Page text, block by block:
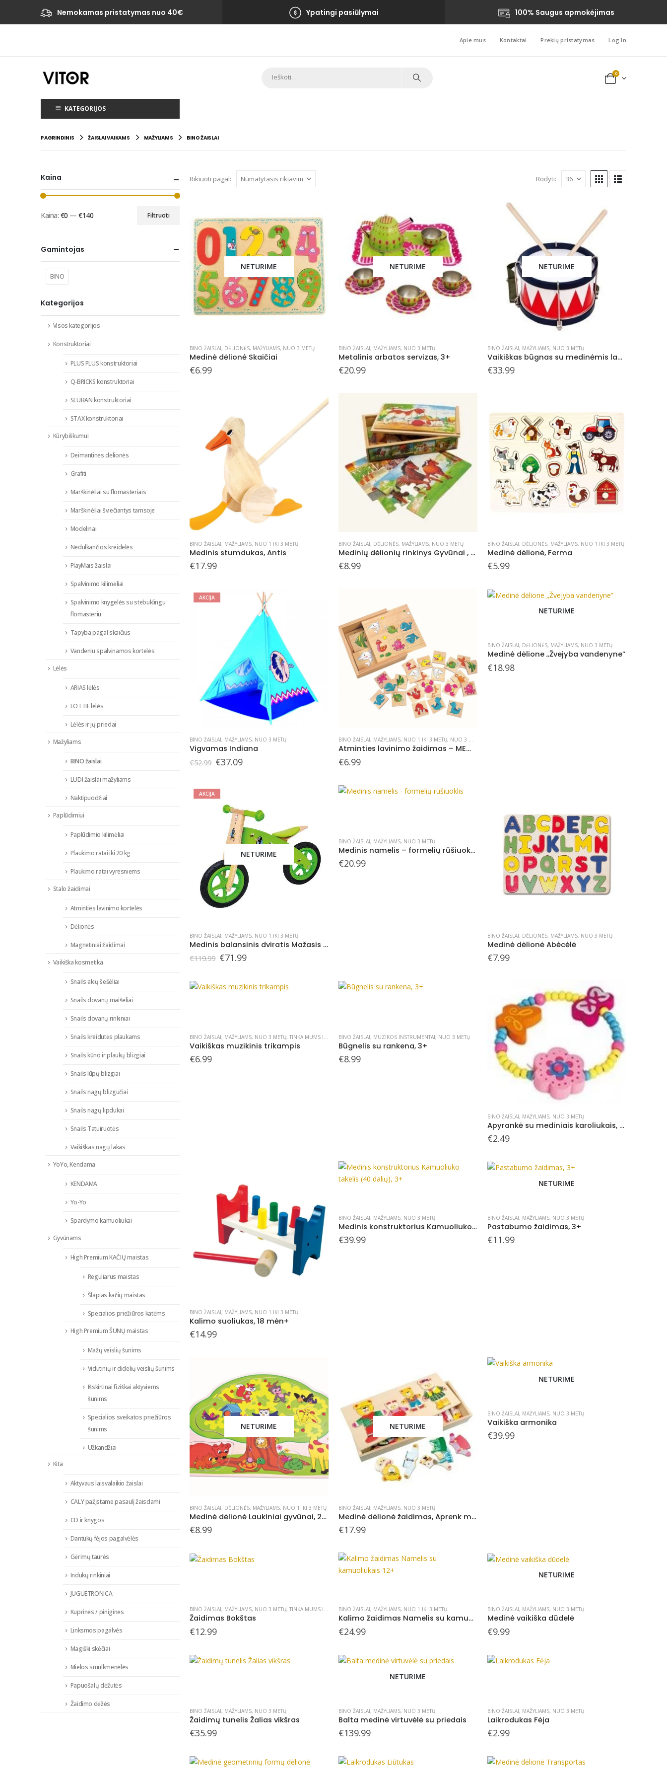
Nemokamas pristatymas nuo 40€ Ypatingi pasiūlymai 100% Saugus apmokėjimas
Apie mus Kontaktai Prekių pristatymas Log In
0
KATEGORIJOS
PAGRINDINIS ŽAISLAI VAIKAMS MAŽYLIAMS BINO ŽAISLAI
Rikiuoti pagal: Rodyti:
NETURIME
BINO ŽAISLAI, DĖLIONĖS, MAŽYLIAMS, NUO 3 METŲ
Medinė dėlionė Skaičiai
€6.99
NETURIME
BINO ŽAISLAI, MAŽYLIAMS, NUO 3 METŲ
Metalinis arbatos servizas, 3+
€20.99
NETURIME
BINO ŽAISLAI, MAŽYLIAMS, NUO 3 METŲ
Vaikiškas būgnas su medinėmis lazdelėmis
€33.99
BINO ŽAISLAI, MAŽYLIAMS, NUO 1 IKI 3 METŲ
Medinis stumdukas, Antis
€17.99
BINO ŽAISLAI, DĖLIONĖS, MAŽYLIAMS, NUO 3 METŲ
Medinių dėlionių rinkinys Gyvūnai , 3+
€8.99
BINO ŽAISLAI, DĖLIONĖS, MAŽYLIAMS, NUO 1 IKI 3 METŲ
Medinė dėlionė, Ferma
€5.99
AKCIJA
BINO ŽAISLAI, MAŽYLIAMS, NUO 3 METŲ
Vigvamas Indiana
€52.99 Original
€52.99.
€37.09Current
BINO ŽAISLAI, MAŽYLIAMS, NUO 1 IKI 3 METŲ, NUO 3 METŲ
Atminties lavinimo žaidimas – MEMO Jūros gyvūnai , 3+
€6.99
NETURIME
BINO ŽAISLAI, DĖLIONĖS, MAŽYLIAMS, NUO 3 METŲ
Medinė dėlione „Žvejyba vandenyne”
€18.98
AKCIJA
NETURIME
BINO ŽAISLAI, MAŽYLIAMS, NUO 1 IKI 3 METŲ
Medinis balansinis dviratis Mažasis kurmiukas (žalias)
€119.99 Original
€119.99.
€71.99Current
€71.99.
BINO ŽAISLAI, MAŽYLIAMS, NUO 3 METŲ
Medinis namelis – formelių rūšiuoklis
€20.99
BINO ŽAISLAI, DĖLIONĖS, MAŽYLIAMS, NUO 3 METŲ
Medinė dėlionė Abėcėlė
€7.99
BINO ŽAISLAI, MAŽYLIAMS, NUO 3 METŲ, TINKA MUMS IKI 112 METŲ
Vaikiškas muzikinis trikampis
€6.99
BINO ŽAISLAI, MUZIKOS INSTRUMENTAI, NUO 3 METŲ
Būgnelis su rankena, 3+
€8.99
BINO ŽAISLAI, MAŽYLIAMS, NUO 3 METŲ
Apyrankė su mediniais karoliukais, Gėlytė
€2.49
BINO ŽAISLAI, MAŽYLIAMS, NUO 1 IKI 3 METŲ
Kalimo suoliukas, 18 mėn+
€14.99
BINO ŽAISLAI, MAŽYLIAMS, NUO 3 METŲ
Medinis konstruktorius Kamuoliuko takelis (40 dalių), 3+
€39.99
NETURIME
BINO ŽAISLAI, MAŽYLIAMS, NUO 3 METŲ
Pastabumo žaidimas, 3+
€11.99
NETURIME
BINO ŽAISLAI, DĖLIONĖS, MAŽYLIAMS, NUO 1 IKI 3 METŲ
Medinė dėlionė Laukiniai gyvūnai, 24 mėn+
€8.99
NETURIME
BINO ŽAISLAI, MAŽYLIAMS, NUO 3 METŲ
Medinė dėlionė žaidimas, Aprenk meškiukų šeimyną
€17.99
NETURIME
BINO ŽAISLAI, MAŽYLIAMS, NUO 3 METŲ
Vaikiška armonika
€39.99
BINO ŽAISLAI, MAŽYLIAMS, NUO 3 METŲ, TINKA MUMS IKI 112 METŲ
Žaidimas Bokštas
€12.99
BINO ŽAISLAI, MAŽYLIAMS, NUO 1 IKI 3 METŲ
Kalimo žaidimas Namelis su kamuoliukais 12+
€24.99
NETURIME
BINO ŽAISLAI, MAŽYLIAMS, NUO 3 METŲ
Medinė vaikiška dūdelė
€9.99
BINO ŽAISLAI, MAŽYLIAMS, NUO 3 METŲ
Žaidimų tunelis Žalias vikšras
€35.99
NETURIME
BINO ŽAISLAI, MAŽYLIAMS, NUO 3 METŲ
Balta medinė virtuvėlė su priedais
€139.99
BINO ŽAISLAI, MAŽYLIAMS, NUO 3 METŲ
Laikrodukas Fėja
€2.99
Kaina
Filtruoti
Kaina: €0 —€140
Gamintojas
BINO
Kategorijos
Visos kategorijos
Konstruktoriai
PLUS PLUS konstruktoriai
Q-BRICKS konstruktoriai
SLUBAN konstruktoriai
STAX konstruktoriai
Kūrybiškumui
Deimantinės dėlionės
Grafiti
Marškinėliai su flomasteriais
Marškinėliai šviečiantys tamsoje
Modelinai
Nedulkančios kreidelės
PlayMais žaislai
Spalvinimo kilimėliai
Spalvinimo knygelės su stebuklingu
flomasteriu
Tapyba pagal skaičius
Vandeniu spalvinamos kortelės
Lėlės
ARIAS lėlės
LOTTIE lėlės
Lėlės ir jų priedai
Mažyliams
BINO žaislai
LUDI žaislai mažyliams
Naktipuodžiai
Paplūdimiui
Paplūdimio kilimėliai
Plaukimo ratai iki 20 kg
Plaukimo ratai vyresniems
Stalo žaidimai
Atminties lavinimo kortelės
Dėlionės
Magnetiniai žaidimai
Vaikiška kosmetika
Snails akių šešėliai
Snails dovanų maišeliai
Snails dovanų rinkiniai
Snails kreidutės plaukams
Snails kūno ir plaukų blizgiai
Snails lūpų blizgiai
Snails nagų blizgučiai
Snails nagų lipdukai
Snails Tatuiruotės
Vaikiškas nagų lakas
YoYo, Kendama
KENDAMA
Yo-Yo
Spardymo kamuoliukai
Gyvūnams
High Premium KAČIŲ maistas
Reguliarus maistas
Šlapias kačių maistas
Specialios priežiūros katėms
High Premium ŠUNŲ maistas
Mažų veislių šunims
Vidutinių ir didelių veislių šunims
Išskirtinai fiziškai aktyviems
šunims
Specialios sveikatos priežiūros
šunims
Užkandžiai
Kita
Aktyvaus laisvalaikio žaislai
CALY pažįstame pasaulį žaisdami
CD ir knygos
Dantukų fėjos pagalvėlės
Gėrimų taurės
Indukų rinkiniai
JUGUETRONICA
Kuprinės / piniginės
Linksmos pagalvės
Magiški skėčiai
Mielos smulkmenėlės
Papuošalų dėžutės
Žaidimo dėžės